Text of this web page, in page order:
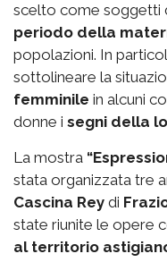
scelto come soggetti
periodo della
popolazioni. In
sottolineare la
femminile in alcuni
donne i segni della
La mostra
stata organizzata tre
Cascina Rey di
state riunite le opere
al territorio